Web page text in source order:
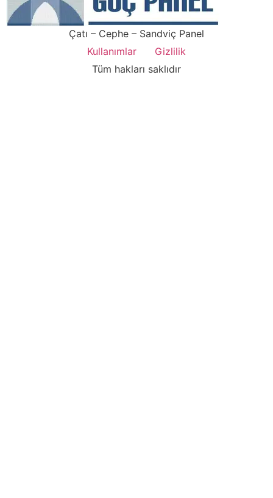
Çatı – Cephe – Sandviç Panel
Kullanımlar
Gizlilik
Tüm hakları saklıdır